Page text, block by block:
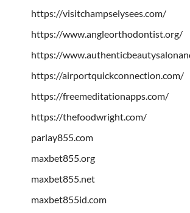
https://visitchampselysees.com/
https://www.angleorthodontist.org/
https://
https://airportquickconnection.com/
https://freemeditationapps.com/
https://thefoodwright.com/
parlay855.com
maxbet855.org
maxbet855.net
maxbet855id.com